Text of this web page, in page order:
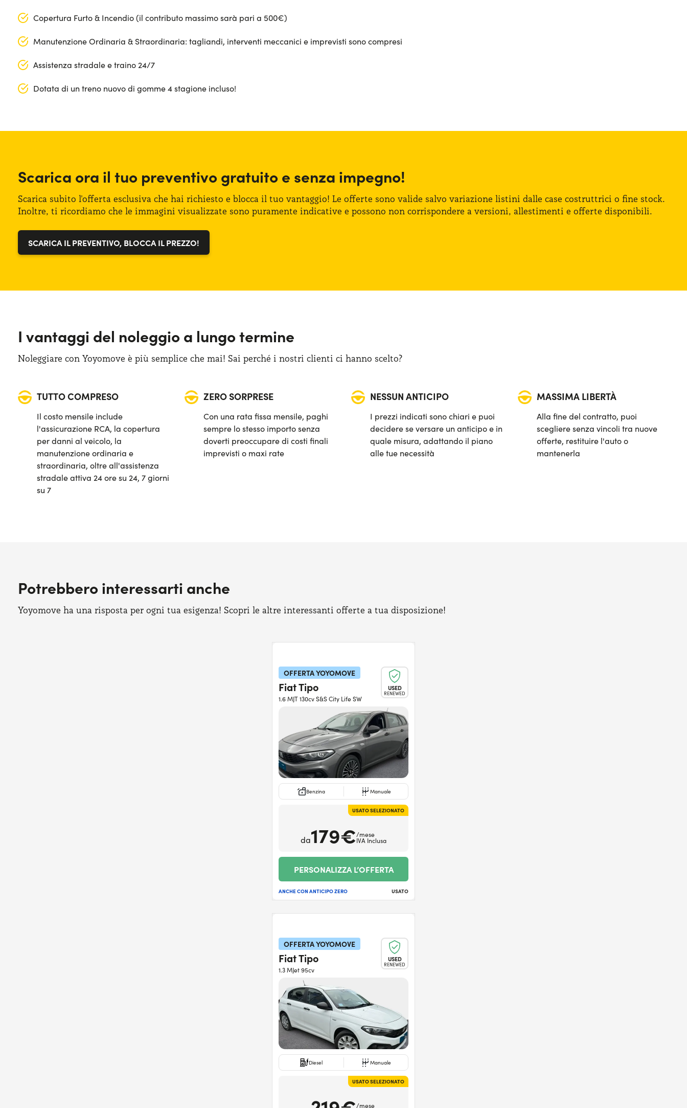
Copertura Furto & Incendio (il contributo massimo sarà pari a 500€)
Manutenzione Ordinaria & Straordinaria: tagliandi, interventi meccanici e imprevisti sono compresi
Assistenza stradale e traino 24/7
Dotata di un treno nuovo di gomme 4 stagione incluso!
Porte: 5
Alimentazione: Diesel
Cambio: Automatico
Trazione: Posteriore
Potenza: 150 CV
Bagagliaio (max): 1700 lt
Bagagliaio (min): 570 lt
Scarica ora il tuo preventivo gratuito e senza impegno!
Scarica subito l'offerta esclusiva che hai richiesto e blocca il tuo vantaggio! Le offerte sono valide salvo variazione listini dalle case costruttrici o fine stock.
Inoltre, ti ricordiamo che le immagini visualizzate sono puramente indicative e possono non corrispondere a versioni, allestimenti e offerte disponibili.
SCARICA IL PREVENTIVO, BLOCCA IL PREZZO!
I vantaggi del noleggio a lungo termine
Noleggiare con Yoyomove è più semplice che mai! Sai perché i nostri clienti ci hanno scelto?
TUTTO COMPRESO
Il costo mensile include
l'assicurazione RCA, la copertura
per danni al veicolo, la
manutenzione ordinaria e
straordinaria, oltre all'assistenza
stradale attiva 24 ore su 24, 7 giorni
su 7
ZERO SORPRESE
Con una rata fissa mensile, paghi
sempre lo stesso importo senza
doverti preoccupare di costi finali
imprevisti o maxi rate
NESSUN ANTICIPO
I prezzi indicati sono chiari e puoi
decidere se versare un anticipo e in
quale misura, adattando il piano
alle tue necessità
MASSIMA LIBERTÀ
Alla fine del contratto, puoi
scegliere senza vincoli tra nuove
offerte, restituire l'auto o
mantenerla
Potrebbero interessarti anche
Yoyomove ha una risposta per ogni tua esigenza! Scopri le altre interessanti offerte a tua disposizione!
OFFERTA YOYOMOVE
USED
RENEWED
Fiat Tipo
1.6 MJT 130cv S&S City Life SW
Benzina Manuale
USATO SELEZIONATO
da179€/mese
IVA Inclusa
PERSONALIZZA L’OFFERTA
ANCHE CON ANTICIPO ZERO USATO
OFFERTA YOYOMOVE
USED
RENEWED
Fiat Tipo
1.3 MJet 95cv
Diesel Manuale
USATO SELEZIONATO
/mese